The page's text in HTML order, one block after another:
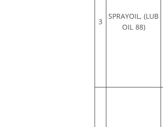
3
SPRAYOIL, (LUB
OIL 88)